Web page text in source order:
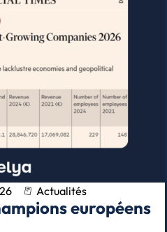
Actualités
européens